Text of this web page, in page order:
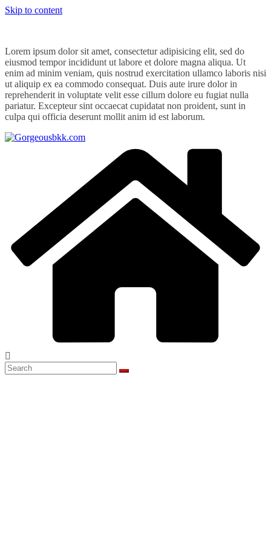
Skip to content
Lorem ipsum dolor sit amet, consectetur adipisicing elit, sed do
eiusmod tempor incididunt ut labore et dolore magna aliqua. Ut
enim ad minim veniam, quis nostrud exercitation ullamco laboris nisi
ut aliquip ex ea commodo consequat. Duis aute irure dolor in
reprehenderit in voluptate velit esse cillum dolore eu fugiat nulla
pariatur. Excepteur sint occaecat cupidatat non proident, sunt in
culpa qui officia deserunt mollit anim id est laborum.